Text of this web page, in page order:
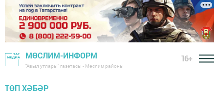
МӨСЛИМ-ИНФОРМ
"Авыл утлары" газетасы - Мөслим районы
16+
ТӨП ХӘБӘР